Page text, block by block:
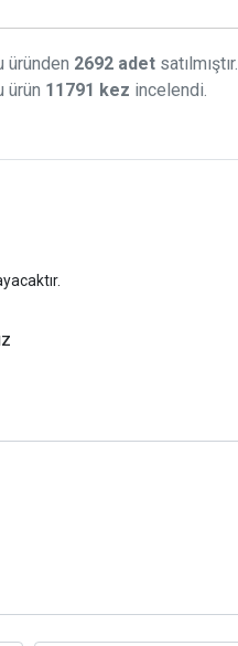
üründen 2692 adet satılmıştır.
ürün 11791 kez incelendi.